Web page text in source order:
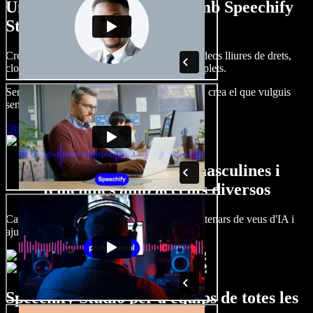
Un tastet del que pots fer amb Speechify
Studio.
Crea dobl. de veu, afegeix imatges, àudio, vídeos lliures de drets,
clona veus i munta projectes multimèdia complets.
Sense corba d’aprenentatge, tot al navegador: crea el que vulguis
sense els límits de sempre.
Obre l'Studio
Gran varietat de veus masculines i
femenines amb accents diversos
Cap projecte ha de sonar igual. Tria entre centenars de veus d'IA i
ajusta'n l’accent.
Speechify Studio per a equips de totes les